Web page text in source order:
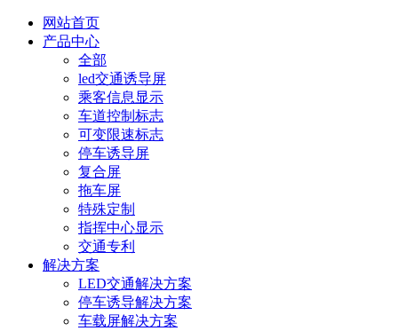
网站首页
产品中心
全部
led交通诱导屏
乘客信息显示
车道控制标志
可变限速标志
停车诱导屏
复合屏
拖车屏
特殊定制
指挥中心显示
交通专利
解决方案
LED交通解决方案
停车诱导解决方案
车载屏解决方案